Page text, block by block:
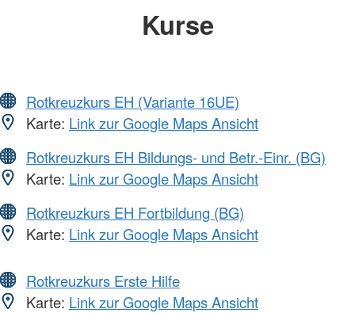
Kurse
Rotkreuzkurs EH (Variante 16UE)
Karte: Link zur Google Maps Ansicht
Rotkreuzkurs EH Bildungs- und Betr.-Einr. (BG)
Karte: Link zur Google Maps Ansicht
Rotkreuzkurs EH Fortbildung (BG)
Karte: Link zur Google Maps Ansicht
Rotkreuzkurs Erste Hilfe
Karte: Link zur Google Maps Ansicht